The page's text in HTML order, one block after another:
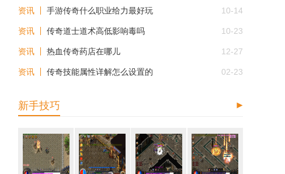
资讯 手游传奇什么职业给力最好玩 10-14
资讯 传奇道士道术高低影响毒吗 10-23
资讯 热血传奇药店在哪儿 12-27
资讯 传奇技能属性详解怎么设置的 02-23
新手技巧